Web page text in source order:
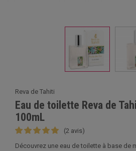
Reva de Tahiti
Eau de toilette Reva de
100mL
(2 avis)
Découvrez une eau de toilette à base de